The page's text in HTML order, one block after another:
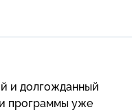
и долгожданный
программы уже